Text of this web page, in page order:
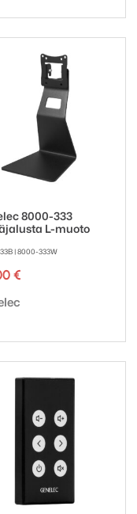
8000-333
L-muoto
| 8000-333W
€